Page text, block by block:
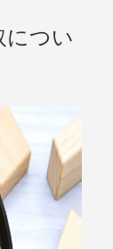
につい